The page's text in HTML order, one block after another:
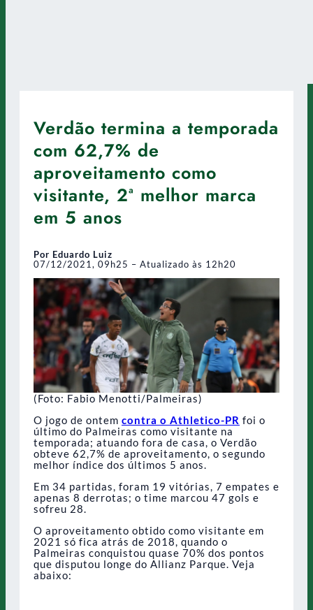
Verdão termina a temporada
com 62,7% de
aproveitamento como
visitante, 2ª melhor marca
em 5 anos
Por Eduardo Luiz
07/12/2021, 09h25 – Atualizado às 12h20
(Foto: Fabio Menotti/Palmeiras)
O jogo de ontem contra o Athletico-PR foi o
último do Palmeiras como visitante na
temporada; atuando fora de casa, o Verdão
obteve 62,7% de aproveitamento, o segundo
melhor índice dos últimos 5 anos.
Em 34 partidas, foram 19 vitórias, 7 empates e
apenas 8 derrotas; o time marcou 47 gols e
sofreu 28.
O aproveitamento obtido como visitante em
2021 só fica atrás de 2018, quando o
Palmeiras conquistou quase 70% dos pontos
que disputou longe do Allianz Parque. Veja
abaixo: